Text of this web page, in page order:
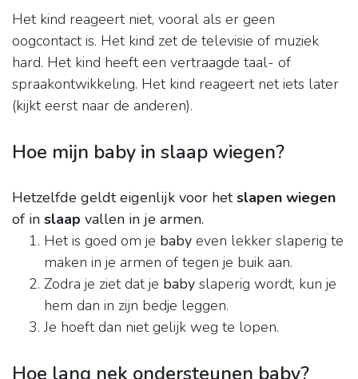
Het kind reageert niet, vooral als er geen
oogcontact is. Het kind zet de televisie of muziek
hard. Het kind heeft een vertraagde taal- of
spraakontwikkeling. Het kind reageert net iets later
(kijkt eerst naar de anderen).
Hoe mijn baby in slaap wiegen?
Hetzelfde geldt eigenlijk voor hetslapen wiegen
of in slaap vallen in je armen.
Het is goed om je baby even lekker slaperig te
maken in je armen of tegen je buik aan.
Zodra je ziet dat je baby slaperig wordt, kun je
hem dan in zijn bedje leggen.
Je hoeft dan niet gelijk weg te lopen.
Hoe lang nek ondersteunen baby?